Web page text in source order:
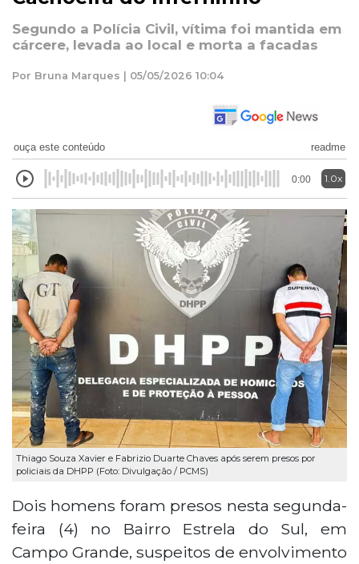
Segundo a Polícia Civil, vítima foi mantida em
cárcere, levada ao local e morta a facadas
Por Bruna Marques | 05/05/2026 10:04
ouça este conteúdo readme
0:00 1.0x
Thiago Souza Xavier e Fabrizio Duarte Chaves após serem presos por
policiais da DHPP (Foto: Divulgação / PCMS)
Dois homens foram presos nesta segunda-
feira (4) no Bairro Estrela do Sul, em
Campo Grande, suspeitos de envolvimento